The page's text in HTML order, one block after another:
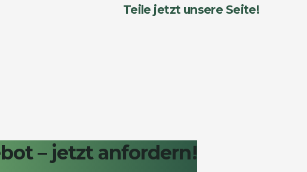
– jetzt anfordern!
Teile jetzt unsere Seite!